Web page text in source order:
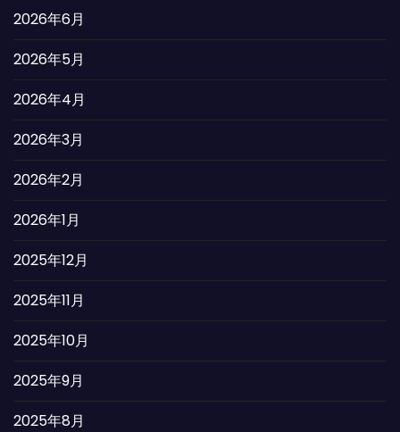
2026年6月
2026年5月
2026年4月
2026年3月
2026年2月
2026年1月
2025年12月
2025年11月
2025年10月
2025年9月
2025年8月